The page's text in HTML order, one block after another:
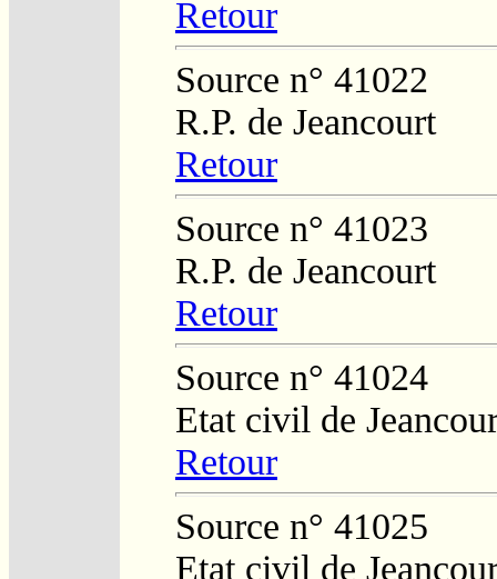
Retour
Source n° 41022
R.P. de Jeancourt
Retour
Source n° 41023
R.P. de Jeancourt
Retour
Source n° 41024
Etat civil de
Retour
Source n° 41025
Etat civil de